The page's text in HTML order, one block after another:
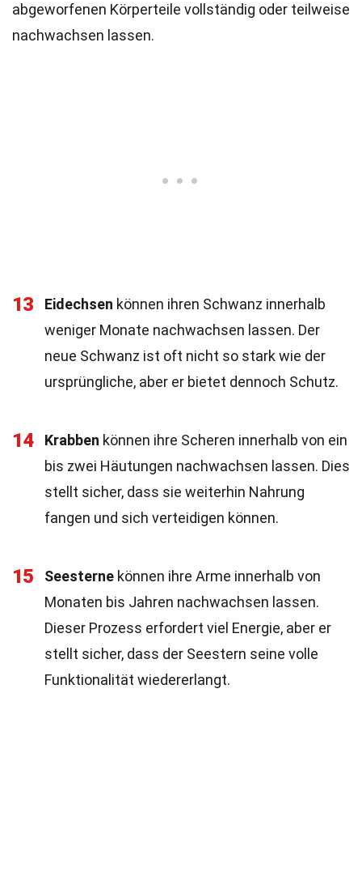
abgeworfenen Körperteile vollständig oder teilweise
nachwachsen lassen.
13 Eidechsen können ihren Schwanz innerhalb
weniger Monate nachwachsen lassen. Der
neue Schwanz ist oft nicht so stark wie der
ursprüngliche, aber er bietet dennoch Schutz.
14 Krabben können ihre Scheren innerhalb von ein
bis zwei Häutungen nachwachsen lassen. Dies
stellt sicher, dass sie weiterhin Nahrung
fangen und sich verteidigen können.
15 Seesterne können ihre Arme innerhalb von
Monaten bis Jahren nachwachsen lassen.
Dieser Prozess erfordert viel Energie, aber er
stellt sicher, dass der Seestern seine volle
Funktionalität wiedererlangt.